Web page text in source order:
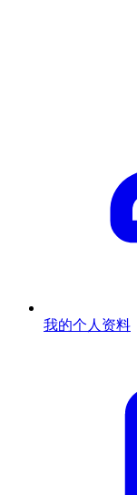
我的个人资料